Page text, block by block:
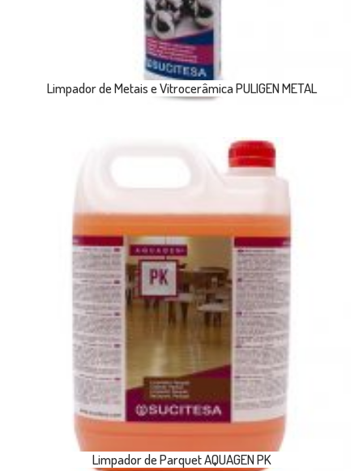
Limpador de Metais e Vitrocerâmica PULIGEN METAL
Limpador de Parquet AQUAGEN PK